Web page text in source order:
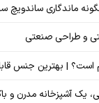
ماندگاری ساندویچ
و طراحی صنعتی
است؟ | بهترین جنس
یک آشپزخانه مدرن و